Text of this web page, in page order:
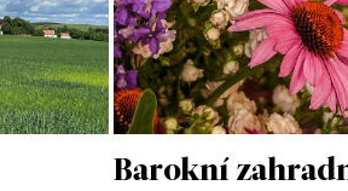
Barokní